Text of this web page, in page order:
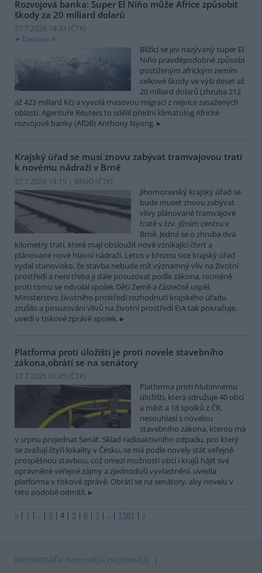
Rozvojová banka: Super El Niňo může Africe způsobit
škody za 20 miliard dolarů
27.7.2026 14:33 (ČTK)
Diskuse: 4
Blížící se jev nazývaný super El
Niňo pravděpodobně způsobí
postiženým africkým zemím
celkové škody ve výši deset až
20 miliard dolarů (zhruba 212
až 423 miliard Kč) a vyvolá masovou migraci z nejvíce zasažených
oblastí. Agentuře Reuters to sdělil přední klimatolog Africké
rozvojové banky (AfDB) Anthony Nyong.
Krajský úřad se musí znovu zabývat tramvajovou tratí
k novému nádraží v Brně
27.7.2026 14:15 | BRNO (ČTK)
Jihomoravský krajský úřad se
bude muset znovu zabývat
vlivy plánované tramvajové
tratě v tzv. jižním centru v
Brně. Jedná se o zhruba dva
kilometry tratí, které mají obsloužit nově vznikající čtvrť a
plánované nové hlavní nádraží. Letos v březnu sice krajský úřad
vydal stanovisko, že stavba nebude mít významný vliv na životní
prostředí a není třeba ji dále posuzovat podle zákona, nicméně
proti tomu se odvolal spolek Děti Země a částečně uspěl.
Ministerstvo životního prostředí rozhodnutí krajského úřadu
zrušilo a posuzování vlivů na životní prostředí EIA tak pokračuje,
uvedl v tiskové zprávě spolek.
Platforma proti úložišti je proti novele stavebního
zákona,obrátí se na senátory
27.7.2026 01:45 (ČTK)
Platforma proti hlubinnému
úložišti, která sdružuje 40 obcí
a měst a 18 spolků z ČR,
nesouhlasí s novelou
stavebního zákona, kterou má
v srpnu projednat Senát. Sklad radioaktivního odpadu, pro který
se zvažují čtyři lokality v Česku, se má podle novely stát veřejně
prospěšnou stavbou, což omezí možnosti obcí i krajů hájit své
oprávněné veřejné zájmy a zjednoduší vyvlastnění, uvedla
platforma v tiskové zprávě. Obrátí se na senátory, aby novelu v
této podobě odmítli.
« | 1 | .. | 3 | 4 | 5 | 6 | 7 | .. | 1581 | »
komentáře nejnovější nejčtenější